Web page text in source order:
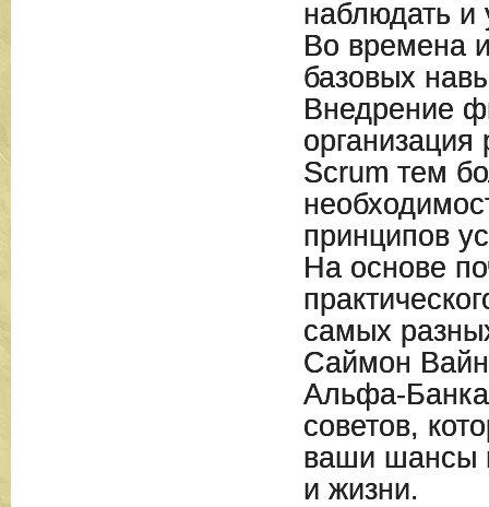
наблюдать и
Во времена
базовых
Внедрение
Scrum тем
принципов
На основе
самых
Саймон
Альфа-
советов,
ваши шансы
и жизни.